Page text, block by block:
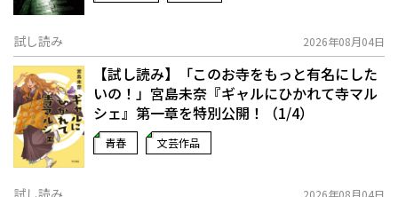
試し読み 2026年08月04日
【試し読み】「このお寺をもっと有名にした
いの！」宮島未奈『ギャルにひかれて寺マル
シェ』第一章を特別公開！（1/4）
青春 文芸作品
試し読み 2026年08月04日